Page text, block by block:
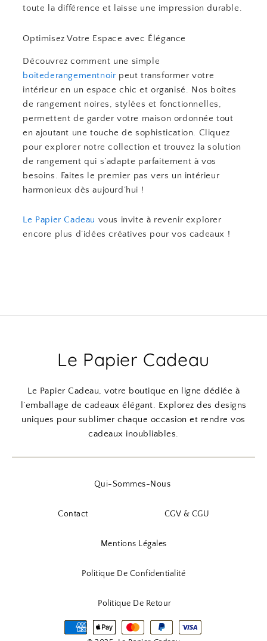
toute la différence et laisse une impression durable.
Optimisez Votre Espace avec Élégance
Découvrez comment une simple
boitederangementnoir peut transformer votre
intérieur en un espace chic et organisé. Nos boîtes
de rangement noires, stylées et fonctionnelles,
permettent de garder votre maison ordonnée tout
en ajoutant une touche de sophistication. Cliquez
pour explorer notre collection et trouvez la solution
de rangement qui s’adapte parfaitement à vos
besoins. Faites le premier pas vers un intérieur
harmonieux dès aujourd’hui !
Le Papier Cadeau vous invite à revenir explorer
encore plus d’idées créatives pour vos cadeaux !
Le Papier Cadeau
Le Papier Cadeau, votre boutique en ligne dédiée à
l’emballage de cadeaux élégant. Explorez des designs
uniques pour sublimer chaque occasion et rendre vos
cadeaux inoubliables.
Qui-Sommes-Nous
Contact CGV & CGU
Mentions Légales
Politique De Confidentialité
Politique De Retour